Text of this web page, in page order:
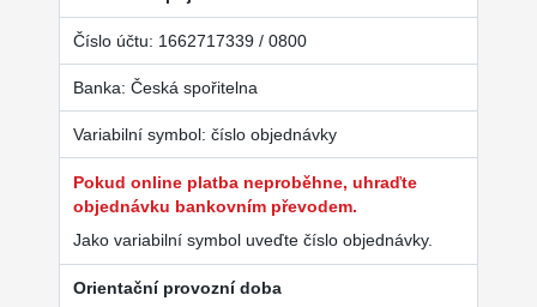
Číslo účtu: 1662717339 / 0800
Banka: Česká spořitelna
Variabilní symbol: číslo objednávky
Pokud online platba neproběhne, uhraďte
objednávku bankovním převodem.
Jako variabilní symbol uveďte číslo objednávky.
Orientační provozní doba